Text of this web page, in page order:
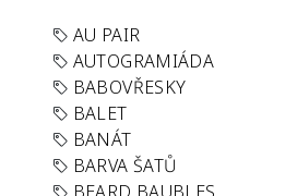
AU PAIR
AUTOGRAMIÁDA
BABOVŘESKY
BALET
BANÁT
BARVA ŠATŮ